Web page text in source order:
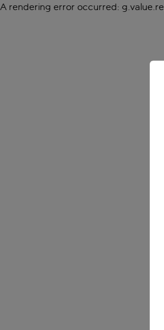
A rendering error occurred: